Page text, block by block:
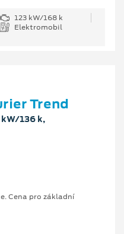
123 kW/168 k
Elektromobil
Trend
136 k,
Cena pro základní